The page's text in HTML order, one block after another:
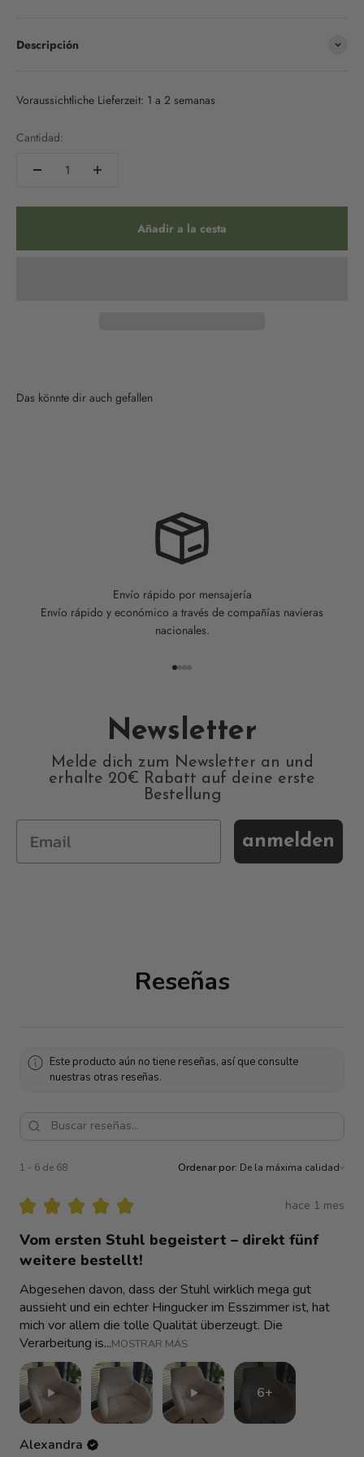
Descripción
Voraussichtliche Lieferzeit: 1 a 2 semanas
Cantidad:
Añadir a la cesta
Envío rápido por mensajería
Envío rápido y económico a través de compañías navieras
nacionales.
Ir al artículo 1
Ir al artículo 2
Ir al artículo 3
Ir al artículo 4
Newsletter
Melde dich zum Newsletter an und
erhalte 20€ Rabatt auf deine erste
Bestellung
anmelden
Reseñas
Este producto aún no tiene reseñas, así que consulte
nuestras otras reseñas.
1 - 6 de 68 Ordenar por:
★ ★ ★ ★ ★ hace 1 mes
Vom ersten Stuhl begeistert – direkt fünf
weitere bestellt!
Abgesehen davon, dass der Stuhl wirklich mega gut
aussieht und ein echter Hingucker im Esszimmer ist, hat
mich vor allem die tolle Qualität überzeugt. Die
Verarbeitung is...MOSTRAR MÁS
6+
Alexandra